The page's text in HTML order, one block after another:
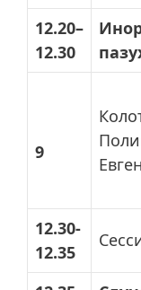
12.20–
12.30
9
12.30-
12.35